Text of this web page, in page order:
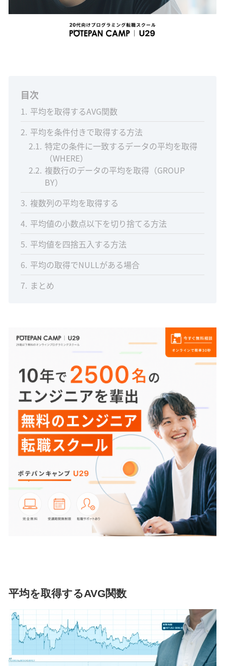
目次
1 平均を取得するAVG関数
2 平均を条件付きで取得する方法
2.1 特定の条件に一致するデータの平均を取得
（WHERE）
2.2 複数行のデータの平均を取得（GROUP
BY）
3 複数列の平均を取得する
4 平均値の小数点以下を切り捨てる方法
5 平均値を四捨五入する方法
6 平均の取得でNULLがある場合
7 まとめ
平均を取得するAVG関数